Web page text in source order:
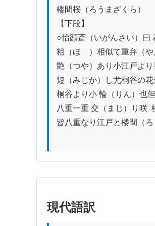
楼間桜（ろうまざくら）
【下段】
○怡顔斎（いがんさい）曰
粗（ほゞ）相似て重弁（
艶（つや）あり小江戸より
短（みじか）し尤桐谷の花
桐谷より小 輪（りん）也
八重一重 交（まじ）り咲
皆八重なり江戸と楼間（ろ
現代語訳